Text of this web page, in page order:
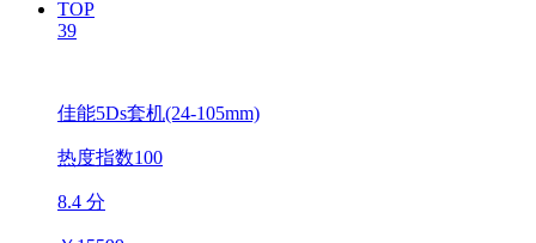
TOP
39
佳能5Ds套机(24-105mm)
热度指数100
8.4 分